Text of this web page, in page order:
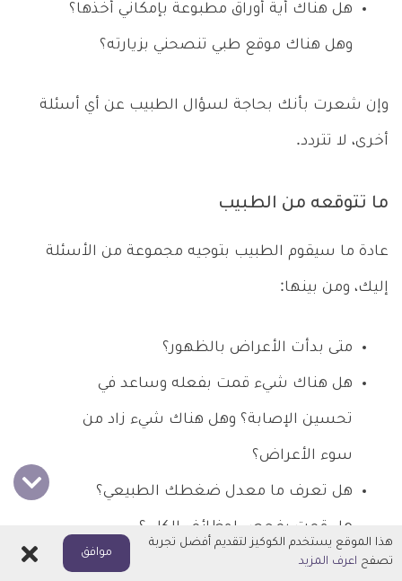
هل هناك أية أوراق مطبوعة بإمكاني أخذها؟
وهل هناك موقع طبي تنصحني بزيارته؟
وإن شعرت بأنك بحاجة لسؤال الطبيب عن أي أسئلة
أخرى، لا تتردد.
ما تتوقعه من الطبيب
عادة ما سيقوم الطبيب بتوجيه مجموعة من الأسئلة
إليك، ومن بينها:
متى بدأت الأعراض بالظهور؟
هل هناك شيء قمت بفعله وساعد في
تحسين الإصابة؟ وهل هناك شيء زاد من
سوء الأعراض؟
هل تعرف ما معدل ضغطك الطبيعي؟
هل قمت بفحص لوظائف الكلى؟
هذا الموقع يستخدم الكوكيز لتقديم أفضل تجربة
تصفح اعرف المزيد
موافق اغلاق